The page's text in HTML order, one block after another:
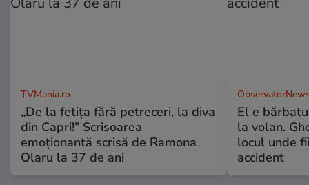
TVMania.ro
„De la fetița fără petreceri, la diva
din Capri!” Scrisoarea
emoționantă scrisă de Ramona
Olaru la 37 de ani
El e
la volan.
locul unde
accident